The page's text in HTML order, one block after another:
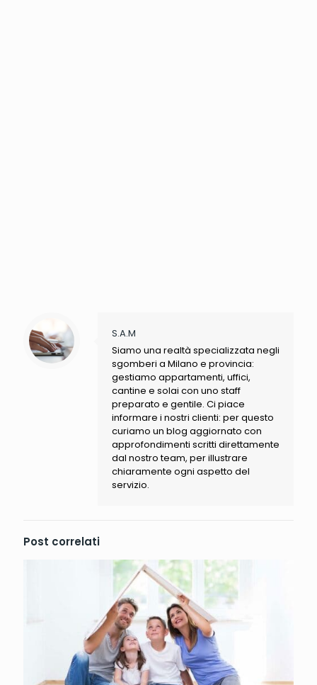
S.A.M
Siamo una realtà specializzata negli
sgomberi a Milano e provincia:
gestiamo appartamenti, uffici,
cantine e solai con uno staff
preparato e gentile. Ci piace
informare i nostri clienti: per questo
curiamo un blog aggiornato con
approfondimenti scritti direttamente
dal nostro team, per illustrare
chiaramente ogni aspetto del
servizio.
Post correlati